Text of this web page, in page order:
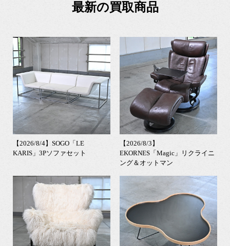
最新の買取商品
【2026/8/4】SOGO「LE
KARIS」3Pソファセット
【2026/8/3】
EKORNES「Magic」リクライニ
ング＆オットマン